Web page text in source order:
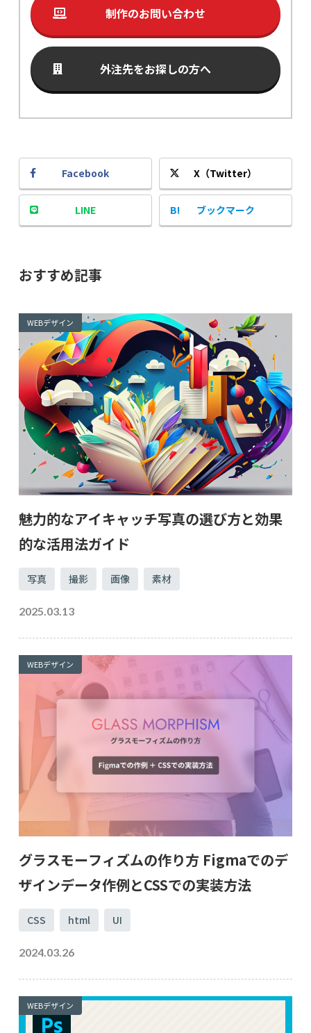
制作のお問い合わせ
外注先をお探しの方へ
Facebook X（Twitter）
LINE ブックマーク
おすすめ記事
WEBデザイン
魅力的なアイキャッチ写真の選び方と効果
的な活用法ガイド
写真 撮影 画像 素材
2025.03.13
WEBデザイン
グラスモーフィズムの作り方 Figmaでのデ
ザインデータ作例とCSSでの実装方法
CSS html UI
2024.03.26
WEBデザイン